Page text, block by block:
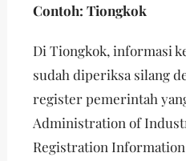
Contoh: Tiongkok
Di Tiongkok, informasi
sudah diperiksa silang
register pemerintah
Administration of
Registration